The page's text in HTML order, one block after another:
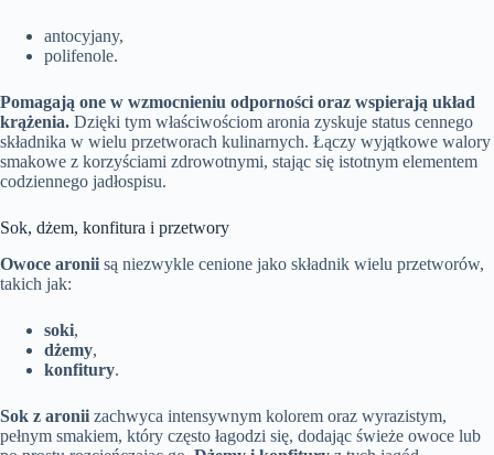
antocyjany,
polifenole.
Pomagają one w wzmocnieniu odporności oraz wspierają układ
krążenia. Dzięki tym właściwościom aronia zyskuje status cennego
składnika w wielu przetworach kulinarnych. Łączy wyjątkowe walory
smakowe z korzyściami zdrowotnymi, stając się istotnym elementem
codziennego jadłospisu.
Sok, dżem, konfitura i przetwory
Owoce aronii są niezwykle cenione jako składnik wielu przetworów,
takich jak:
soki,
dżemy,
konfitury.
Sok z aronii zachwyca intensywnym kolorem oraz wyrazistym,
pełnym smakiem, który często łagodzi się, dodając świeże owoce lub